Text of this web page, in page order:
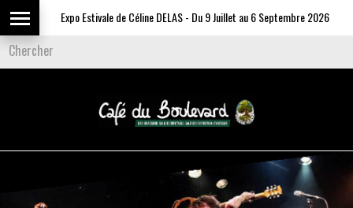
Expo Estivale de Céline DELAS - Du 9 Juillet au 6 Septembre 2026